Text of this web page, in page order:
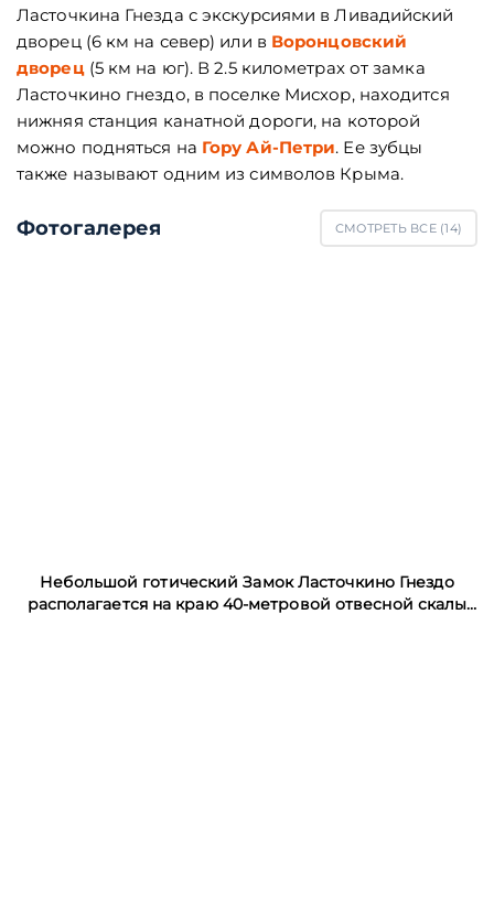
Ласточкина Гнезда с экскурсиями в Ливадийский
дворец (6 км на север) или в Воронцовский
дворец(5 км на юг). В 2.5 километрах от замка
Ласточкино гнездо, в поселке Мисхор, находится
нижняя станция канатной дороги, на которой
можно подняться на Гору Ай-Петри. Ее зубцы
также называют одним из символов Крыма.
Фотогалерея СМОТРЕТЬ ВСЕ (14)
Небольшой готический Замок Ласточкино Гнездо
располагается на краю 40-метровой отвесной скалы